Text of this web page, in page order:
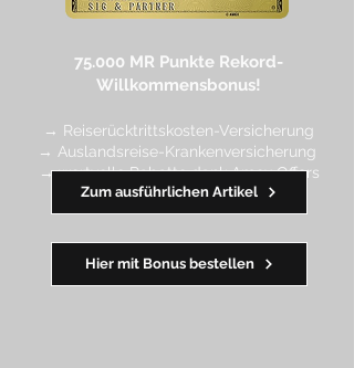
75.000 MR Punkte Rekord-
Willkommensbonus!
→ Reiserücktrittskosten-Versicherung
→ Auslandsreise-Krankenversicherung
→ wertvolle Rabatte dank Amex Offers
━━━━━━━
Hier mit Bonus bestellen
Zum ausführlichen Artikel